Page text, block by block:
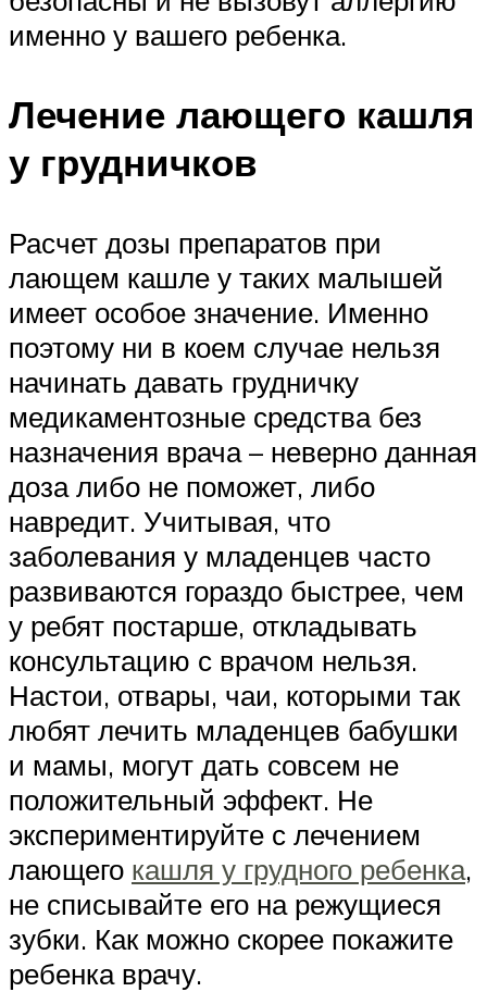
именно у вашего ребенка.
Лечение лающего кашля
у грудничков
Расчет дозы препаратов при
лающем кашле у таких малышей
имеет особое значение. Именно
поэтому ни в коем случае нельзя
начинать давать грудничку
медикаментозные средства без
назначения врача – неверно данная
доза либо не поможет, либо
навредит. Учитывая, что
заболевания у младенцев часто
развиваются гораздо быстрее, чем
у ребят постарше, откладывать
консультацию с врачом нельзя.
Настои, отвары, чаи, которыми так
любят лечить младенцев бабушки
и мамы, могут дать совсем не
положительный эффект. Не
экспериментируйте с лечением
лающего кашля у грудного ребенка,
не списывайте его на режущиеся
зубки. Как можно скорее покажите
ребенка врачу.